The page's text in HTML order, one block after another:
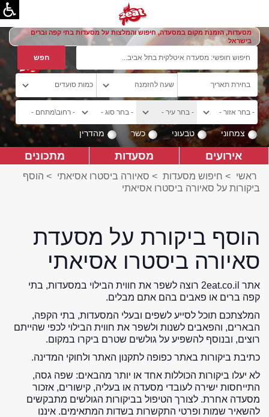
מסעדות, הזמנת מקום במסעדה, חיפוש והמלצות על מסעדות בתי קפה וברים
בישראל
צמחוני טבעוני כשר מהדרין
אירועים מסעדות מתכונים
ראשי > חיפוש מסעדות > סאיורה ביסטרו אסיאתי > הוסף
ביקורות על סאיורה ביסטרו אסיאתי
הוסף ביקורת על מסעדת
סאיורה ביסטרו אסיאתי
אתר 2eat.co.il רוצה לשפר את חווית הבילוי במסעדות, בתי
קפה ברים או פאבים בהם אתם מבלים.
המלצתכם תוכל לסייע לשפים ובעלי המסעדות, בתי הקפה,
הבארים, והפאבים לשנות ולשפר את חווית הבילוי לכפי שהייתם
רוצים, ובנוסף להשפיע על גולשים שטרם ביקרו במקום.
כתיבת ביקורות באתר כפופה לתקנון האתר ולחוקי המדינה.
לא יעלו ביקורות הכוללות אחד או יותר מהבאים: שפה גסה,
התייחסות ישירה לעובדי מסעדה או בעליה, קישורים, אזכור
מסעדה אחרת. לצורך הטיפול בביקורות הגולשים מתבקשים
להשאיר שמות ופרטי התקשרות בשדות המתאימים. איננו